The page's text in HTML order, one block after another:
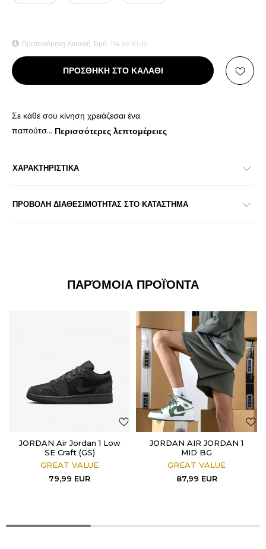
Προτεινόμενη Λιανική Τιμή: 114,99 EUR
ΠΡΟΣΘΗΚΗ ΣΤΟ ΚΑΛΑΘΙ
Σε κάθε σου κίνηση χρειάζεσαι ένα
παπούτσ... Περισσότερες λεπτομέρειες
ΧΑΡΑΚΤΗΡΙΣΤΙΚΑ
ΠΡΟΒΟΛΗ ΔΙΑΘΕΣΙΜΟΤΗΤΑΣ ΣΤΟ ΚΑΤΑΣΤΗΜΑ
ΠΑΡΌΜΟΙΑ ΠΡΟΪΌΝΤΑ
JORDAN Air Jordan 1 Low
SE Craft (GS)
GREAT VALUE
79,99 EUR
JORDAN AIR JORDAN 1
MID BG
GREAT VALUE
87,99 EUR